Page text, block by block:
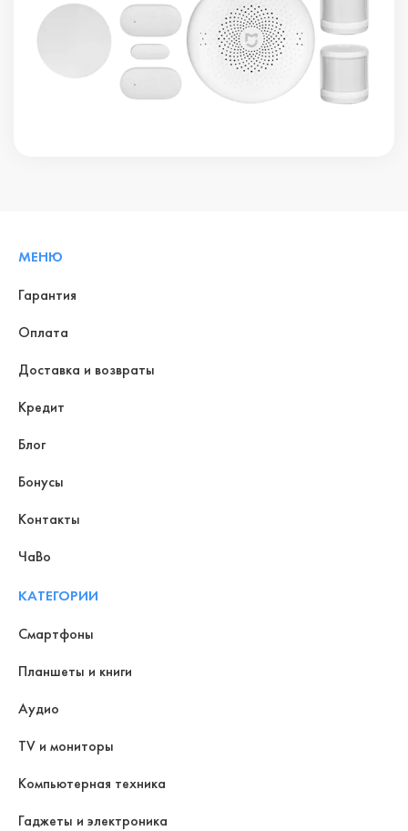
МЕНЮ
Гарантия
Оплата
Доставка и возвраты
Кредит
Блог
Бонусы
Контакты
ЧаВо
КАТЕГОРИИ
Смартфоны
Планшеты и книги
Аудио
TV и мониторы
Компьютерная техника
Гаджеты и электроника